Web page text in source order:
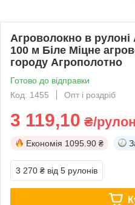
Агроволокно в рулоні
100 м Біле Міцне
городу Агрополотно
Готово до відправки
Код: 1455
Опт і роздріб
3 119,10 ₴/рулон
Економія 1095.90 ₴
3 270 ₴ від 5 рулонів